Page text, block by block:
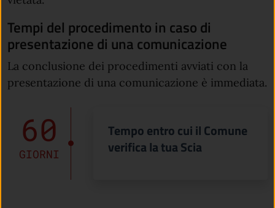
Tempi del procedimento in caso di
presentazione di una comunicazione
La conclusione dei procedimenti avviati con la
presentazione di una comunicazione è immediata.
60
GIORNI
Tempo entro cui il Comune
verifica la tua Scia